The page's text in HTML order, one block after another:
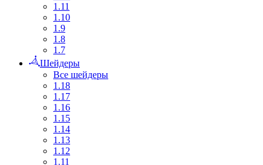
1.11
1.10
1.9
1.8
1.7
Шейдеры
Все шейдеры
1.18
1.17
1.16
1.15
1.14
1.13
1.12
1.11